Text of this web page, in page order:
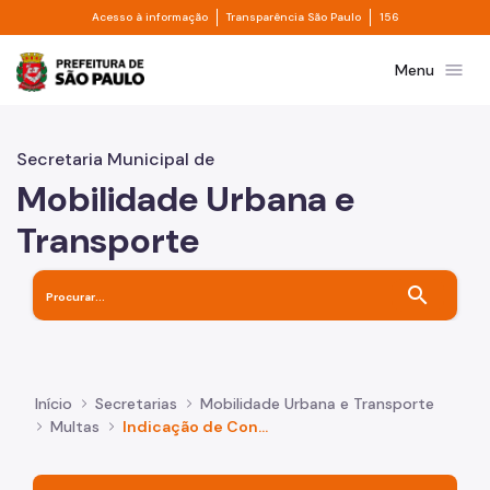
Pular para o Conteúdo principal
Acesso à informação Divisor de acesso à informação
Transparência São Paulo Divisor de
156
Prefeitura de São PauloMenu menu
Secretaria Municipal de
Mobilidade Urbana e
Transporte
search
Início Secretarias
Mobilidade Urbana e Transporte
Multas
Indicação de Condutor